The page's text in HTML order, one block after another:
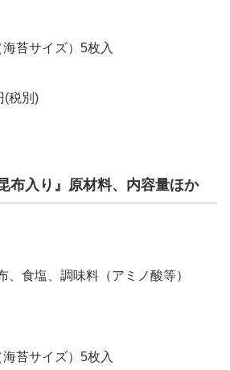
苔サイズ）5枚入
(税別)
布入り』原材料、内容量ほか
、食塩、調味料（アミノ酸等）
苔サイズ）5枚入